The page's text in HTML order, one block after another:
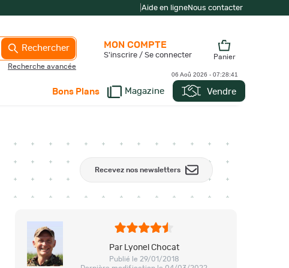
Aide en ligneNous contacter
Rechercher
Recherche avancée
Bons Plans Magazine Vendre
MON COMPTE
S'inscrire / Se connecter Panier
06 Aoû 2026 - 07:28:42
Recevez nos newsletters
Par Lyonel Chocat
Publié le 29/01/2018